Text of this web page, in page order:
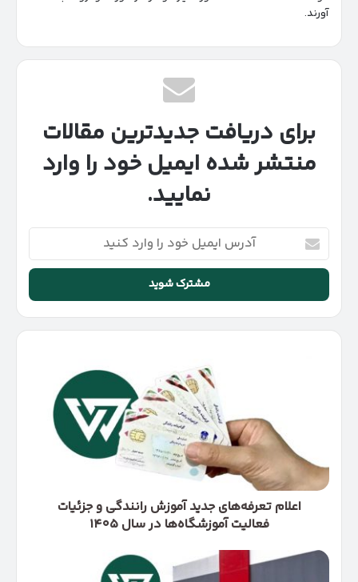
آورند.
برای دریافت جدیدترین مقالات
منتشر شده ایمیل خود را وارد
نمایید.
آدرس
ایمیل
خود
وارد
کنید
جزئیات
فعالیت
آموزشگاه‌ها
اعلام تعرفه‌های جدید آموزش رانندگی و جزئیات
فعالیت آموزشگاه‌ها در سال ۱۴۰۵
اطلاعیه